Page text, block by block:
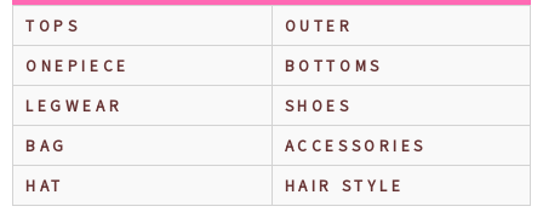
TOPS
OUTER
ONEPIECE
BOTTOMS
LEGWEAR
SHOES
BAG
ACCESSORIES
HAT
HAIR STYLE